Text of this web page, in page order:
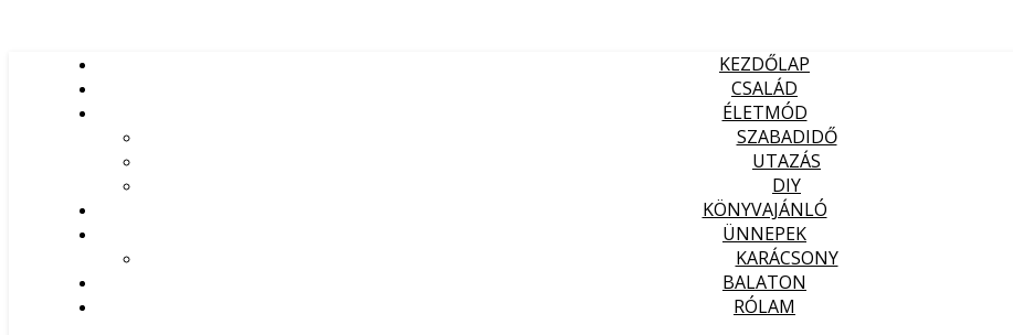
KEZDŐLAP
CSALÁD
ÉLETMÓD
SZABADIDŐ
UTAZÁS
DIY
KÖNYVAJÁNLÓ
ÜNNEPEK
KARÁCSONY
BALATON
RÓLAM